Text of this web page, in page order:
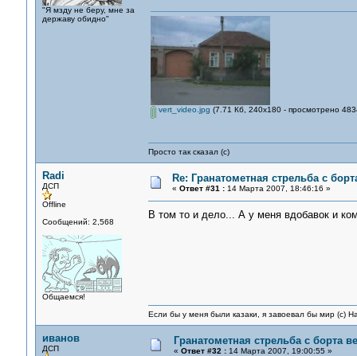
"Я мзду не беру, мне за
державу обидно"
vert_video.jpg (7.71 Кб, 240x180 - просмотрено
Просто так сказал (с)
Radi
ДСП
Offline
Сообщений: 2,568
Общаемся!
Re: Гранатометная стрельба с
« Ответ #31 :14 Марта 2007, 18:46:16 »
В том то и дело... А у меня вдобавок и
Если бы у меня были казаки, я завоевал бы мир (с)
иванов
ДСП
Гранатометная стрельба с борта
« Ответ #32 :14 Марта 2007, 19:00:55 »